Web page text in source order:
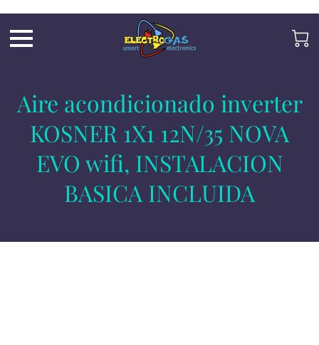
Aire acondicionado inverter
KOSNER 1X1 12N/35 NOVA
EVO wifi, INSTALACION
BASICA INCLUIDA